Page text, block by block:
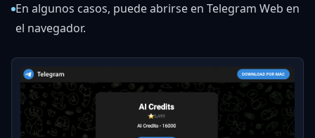
En algunos casos, puede abrirse en Telegram Web en
el navegador.